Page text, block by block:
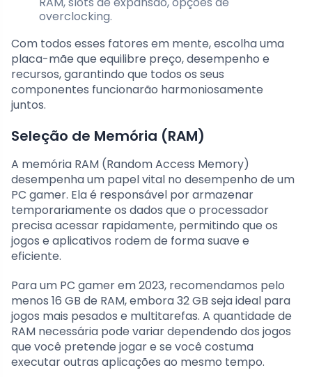
overclocking.
Com todos esses fatores em mente, escolha uma
placa-mãe que equilibre preço, desempenho e
recursos, garantindo que todos os seus
componentes funcionarão harmoniosamente
juntos.
Seleção de Memória (RAM)
A memória RAM (Random Access Memory)
desempenha um papel vital no desempenho de um
PC gamer. Ela é responsável por armazenar
temporariamente os dados que o processador
precisa acessar rapidamente, permitindo que os
jogos e aplicativos rodem de forma suave e
eficiente.
Para um PC gamer em 2023, recomendamos pelo
menos 16 GB de RAM, embora 32 GB seja ideal para
jogos mais pesados e multitarefas. A quantidade de
RAM necessária pode variar dependendo dos jogos
que você pretende jogar e se você costuma
executar outras aplicações ao mesmo tempo.